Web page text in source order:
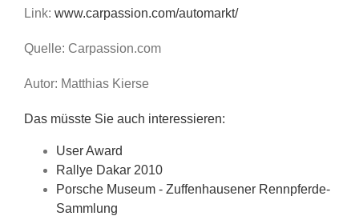
Link: www.carpassion.com/automarkt/
Quelle: Carpassion.com
Autor: Matthias Kierse
Das müsste Sie auch interessieren:
User Award
Rallye Dakar 2010
Porsche Museum - Zuffenhausener Rennpferde-
Sammlung